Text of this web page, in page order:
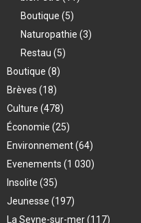
Boutique (5)
Naturopathie (3)
Restau (5)
Boutique (8)
Brèves (18)
Culture (478)
Économie (25)
Environnement(64)
Evenements (1 030)
Insolite (35)
Jeunesse (197)
La Seyne-sur-mer(117)